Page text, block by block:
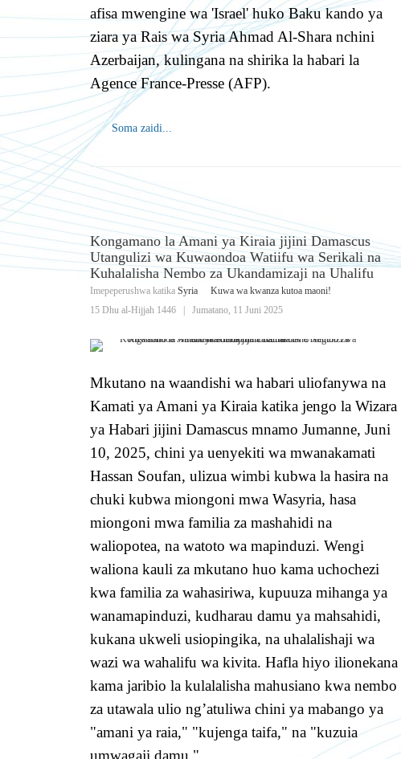
afisa mwengine wa 'Israel' huko Baku kando ya
ziara ya Rais wa Syria Ahmad Al-Shara nchini
Azerbaijan, kulingana na shirika la habari la
Agence France-Presse (AFP).
Soma zaidi...
Kongamano la Amani ya Kiraia jijini Damascus
Utangulizi wa Kuwaondoa Watiifu wa Serikali na
Kuhalalisha Nembo za Ukandamizaji na Uhalifu
Imepeperushwa katika Syria
Kuwa wa kwanza kutoa maoni!
15 Dhu al-Hijjah 1446
Jumatano, 11 Juni 2025
Mkutano na waandishi wa habari uliofanywa na
Kamati ya Amani ya Kiraia katika jengo la Wizara
ya Habari jijini Damascus mnamo Jumanne, Juni
10, 2025, chini ya uenyekiti wa mwanakamati
Hassan Soufan, ulizua wimbi kubwa la hasira na
chuki kubwa miongoni mwa Wasyria, hasa
miongoni mwa familia za mashahidi na
waliopotea, na watoto wa mapinduzi. Wengi
waliona kauli za mkutano huo kama uchochezi
kwa familia za wahasiriwa, kupuuza mihanga ya
wanamapinduzi, kudharau damu ya mahsahidi,
kukana ukweli usiopingika, na uhalalishaji wa
wazi wa wahalifu wa kivita. Hafla hiyo ilionekana
kama jaribio la kulalalisha mahusiano kwa nembo
za utawala ulio ng’atuliwa chini ya mabango ya
"amani ya raia," "kujenga taifa," na "kuzuia
umwagaji damu."